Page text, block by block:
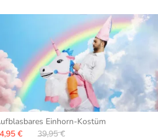
Einhorn-Kostüm
€
39,95 €